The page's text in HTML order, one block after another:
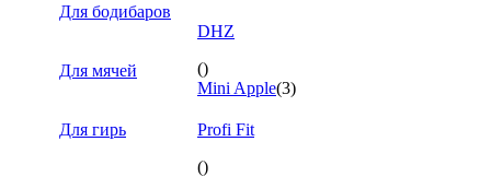
Для бодибаров
Для мячей
Для гирь
DHZ
()
Mini Apple(3)
Profi Fit
()